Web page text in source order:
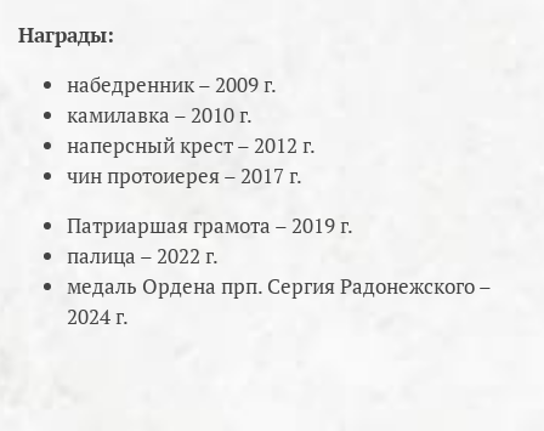
Награды:
набедренник – 2009 г.
камилавка – 2010 г.
наперсный крест – 2012 г.
чин протоиерея – 2017 г.
Патриаршая грамота – 2019 г.
палица – 2022 г.
медаль Ордена прп. Сергия Радонежского –
2024 г.